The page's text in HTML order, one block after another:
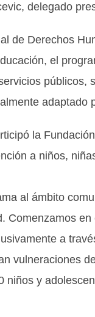
delegado
de Derechos
el
públicos,
adaptado
la
a niños,
al ámbito
Comenzamos
a
vulneraciones
y